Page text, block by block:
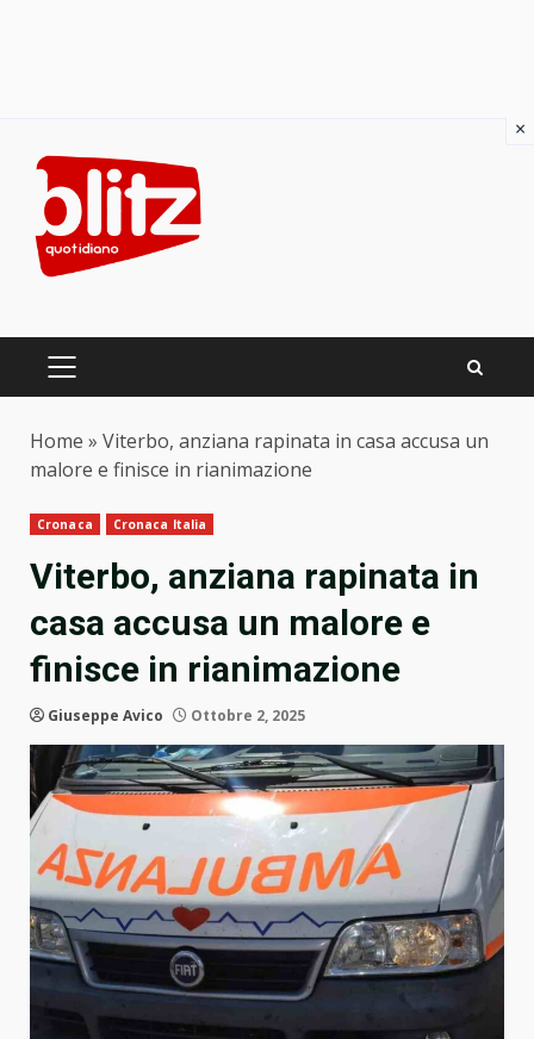
content
PRIMARY
Home » Viterbo, anziana rapinata in casa accusa un
malore e finisce in rianimazione
Cronaca Cronaca Italia
Viterbo, anziana rapinata in
casa accusa un malore e
finisce in rianimazione
Giuseppe Avico Ottobre 2, 2025
×